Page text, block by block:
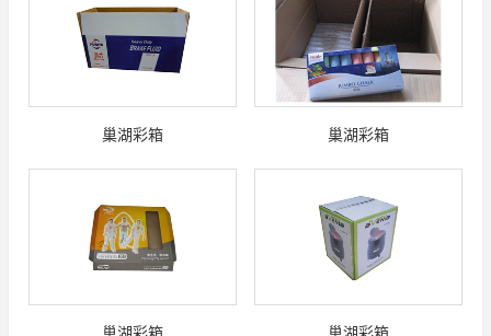
巢湖彩箱 巢湖彩箱